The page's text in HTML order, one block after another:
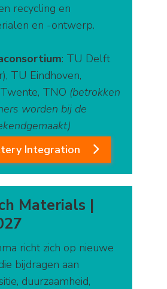
recycling en
en -ontwerp.
: TU Delft
TU Eindhoven,
TNO (betrokken
worden bij de
Integration
Materials |
richt zich op nieuwe
bijdragen aan
duurzaamheid,